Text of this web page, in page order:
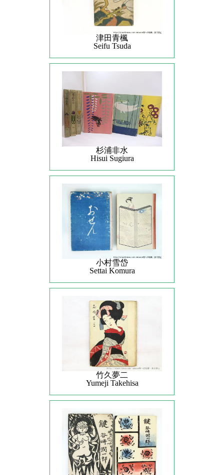
津田青楓
Seifu Tsuda
杉浦非水
Hisui Sugiura
小村雪岱
Settai Komura
竹久夢二
Yumeji Takehisa